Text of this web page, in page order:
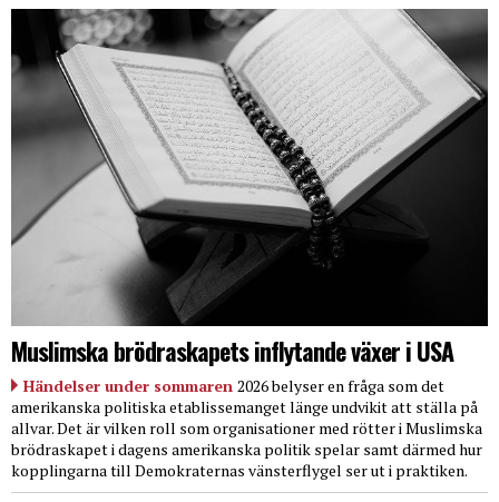
Muslimska brödraskapets inflytande växer i USA
Händelser under sommaren 2026 belyser en fråga som det
amerikanska politiska etablissemanget länge undvikit att ställa på
allvar. Det är vilken roll som organisationer med rötter i Muslimska
brödraskapet i dagens amerikanska politik spelar samt därmed hur
kopplingarna till Demokraternas vänsterflygel ser ut i praktiken.